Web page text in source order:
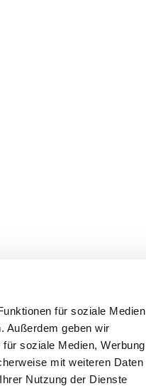
für soziale Medien
Außerdem geben wir
soziale Medien, Werbung
mit weiteren Daten
Nutzung der Dienste